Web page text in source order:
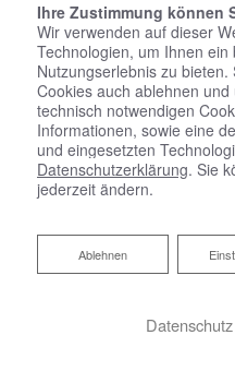
Ihre Zustimmung können
Wir verwenden auf dieser
Technologien, um Ihnen ein
Nutzungserlebnis zu
Cookies auch ablehnen
technisch notwendigen
Informationen, sowie eine
und eingesetzten
Datenschutzerklärung. Sie
jederzeit ändern.
Ablehnen
Ablehnen
Datenschutz